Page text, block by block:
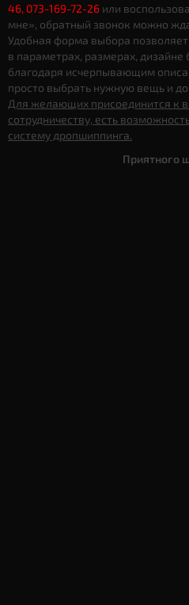
46, 073-169-72-26 или
мне», обратный звонок можно
Удобная форма выбора
в параметрах, размерах, дизайне
благодаря исчерпывающим
просто выбрать нужную вещь и
Для желающих присоединится к
сотрудничеству, есть
систему дропшиппинга.
Приятного